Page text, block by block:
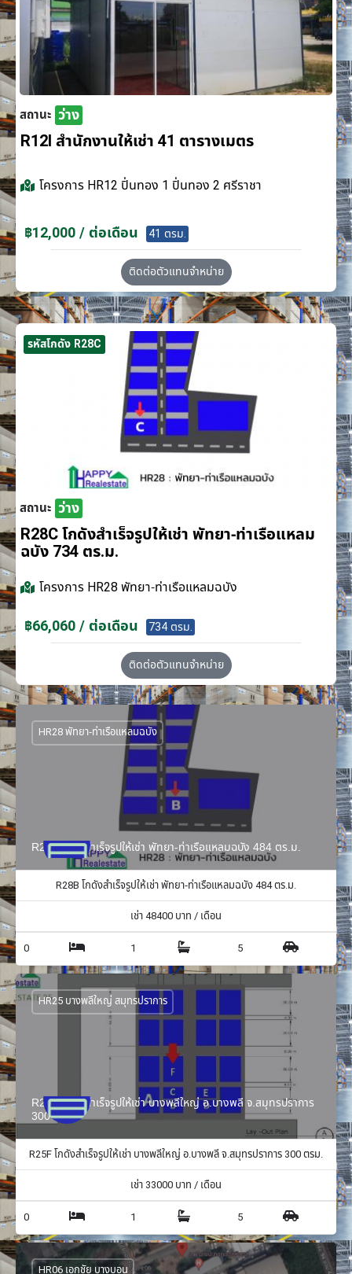
สถานะ ว่าง
R12I สำนักงานให้เช่า 41 ตารางเมตร
โครงการ HR12 ปิ่นทอง 1 ปิ่นทอง 2 ศรีราชา
฿12,000 / ต่อเดือน 41 ตรม.
ติดต่อตัวแทนจำหน่าย
รหัสโกดัง R28C
สถานะ ว่าง
R28C โกดังสำเร็จรูปให้เช่า พัทยา-ท่าเรือแหลม
ฉบัง 734 ตร.ม.
โครงการ HR28 พัทยา-ท่าเรือแหลมฉบัง
฿66,060 / ต่อเดือน 734 ตรม.
ติดต่อตัวแทนจำหน่าย
R28B โกดังสำเร็จรูปให้เช่า พัทยา-ท่าเรือแหลมฉบัง 484 ตร.ม.
HR28 พัทยา-ท่าเรือแหลมฉบัง
R28B โกดังสำเร็จรูปให้เช่า พัทยา-ท่าเรือแหลมฉบัง 484 ตร.ม.
เช่า48400 บาท / เดือน
0 1 5
R25F โกดังสำเร็จรูปให้เช่า บางพลีใหญ่ อ.บางพลี จ.สมุทรปราการ
300 ตรม.
HR25 บางพลีใหญ่ สมุทรปราการ
R25F โกดังสำเร็จรูปให้เช่า บางพลีใหญ่ อ.บางพลี จ.สมุทรปราการ 300 ตรม.
เช่า 33000 บาท / เดือน
0 1 5
HR06 เอกชัย บางบอน